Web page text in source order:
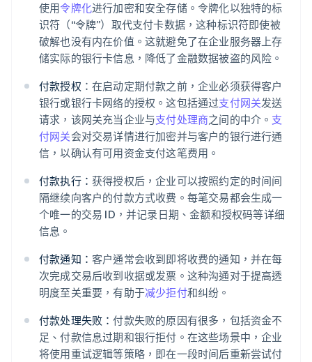
使用令牌化进行加密和安全存储。令牌化以独特的标
识符（“令牌”）取代支付卡数据，这种标识符即使被
破解也没有内在价值。这就避免了在企业服务器上存
储实际的银行卡信息，降低了金融数据被盗的风险。
付款授权 ：在启动定期付款之前，企业必须获得客户
银行或银行卡网络的授权。这包括通过支付网关发送
请求，该网关充当企业与支付处理商之间的中介。 支
付网关会对交易详情进行加密并与客户的银行进行通
信，以确认有可用资金支付这笔费用。
付款执行： 获得授权后，企业可以按照约定的时间间
隔继续向客户的付款方式收费。每笔交易都会生成一
个唯一的交易 ID，并记录日期、金额和授权码等详细
信息。
付款通知： 客户通常会收到即将收费的通知，并在每
次完成交易后收到收据或发票。这种沟通对于提高透
明度至关重要，有助于减少拒付和纠纷。
付款处理失败：付款失败的原因有很多，包括资金不
足、付款信息过期和银行拒付。在这些场景中，企业
将使用重试逻辑等策略，即在一段时间后重新尝试付